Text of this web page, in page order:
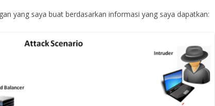
yang saya buat berdasarkan informasi yang saya dapatkan: